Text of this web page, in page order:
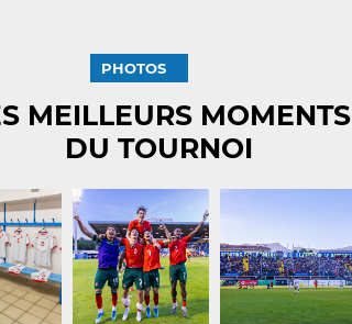
PHOTOS
MEILLEURS MOMENTS
DU TOURNOI